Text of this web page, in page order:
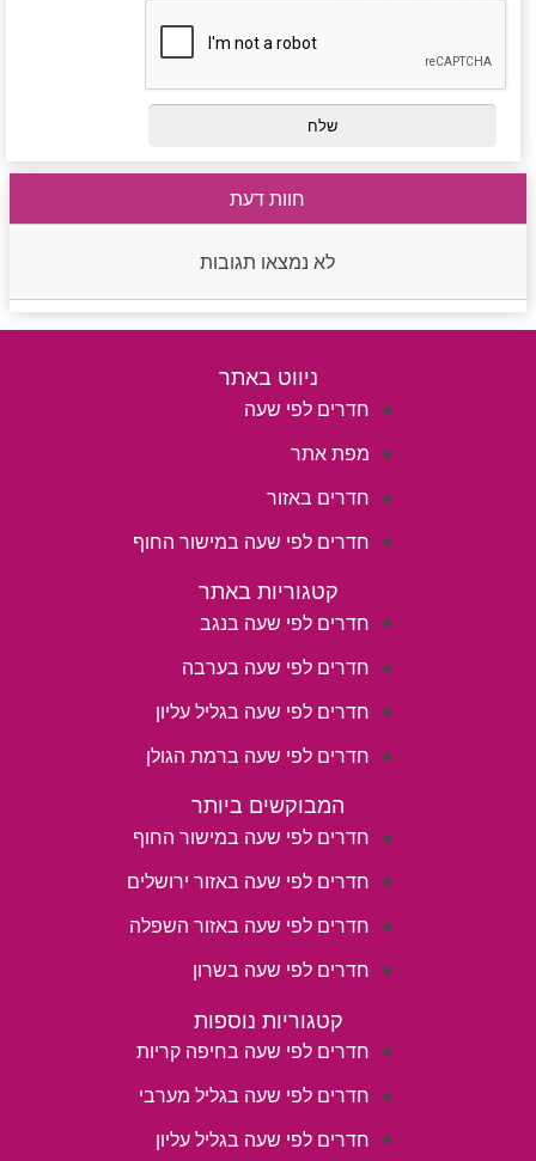
חוות דעת
לא נמצאו תגובות
ניווט באתר
חדרים לפי שעה
מפת אתר
חדרים באזור
חדרים לפי שעה במישור החוף
קטגוריות באתר
חדרים לפי שעה בנגב
חדרים לפי שעה בערבה
חדרים לפי שעה בגליל עליון
חדרים לפי שעה ברמת הגולן
המבוקשים ביותר
חדרים לפי שעה במישור החוף
חדרים לפי שעה באזור ירושלים
חדרים לפי שעה באזור השפלה
חדרים לפי שעה בשרון
קטגוריות נוספות
חדרים לפי שעה בחיפה קריות
חדרים לפי שעה בגליל מערבי
חדרים לפי שעה בגליל עליון